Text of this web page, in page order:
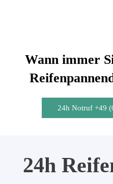
Wann immer
24h Notruf +49
24h